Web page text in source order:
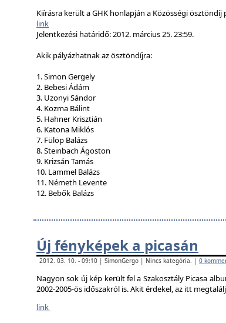
Kiírásra került a GHK honlapján a Közösségi ösztöndíj
link
Jelentkezési határidő: 2012. március 25. 23:59.
Akik pályázhatnak az ösztöndíjra:
1. Simon Gergely
2. Bebesi Ádám
3. Uzonyi Sándor
4. Kozma Bálint
5. Hahner Krisztián
6. Katona Miklós
7. Fülöp Balázs
8. Steinbach Ágoston
9. Krizsán Tamás
10. Lammel Balázs
11. Németh Levente
12. Bebők Balázs
Új fényképek a picasán
2012. 03. 10. - 09:10 | SimonGergo | Nincs kategória. | 0
Nagyon sok új kép került fel a Szakosztály Picasa
2002-2005-ös időszakról is. Akit érdekel, az itt
link